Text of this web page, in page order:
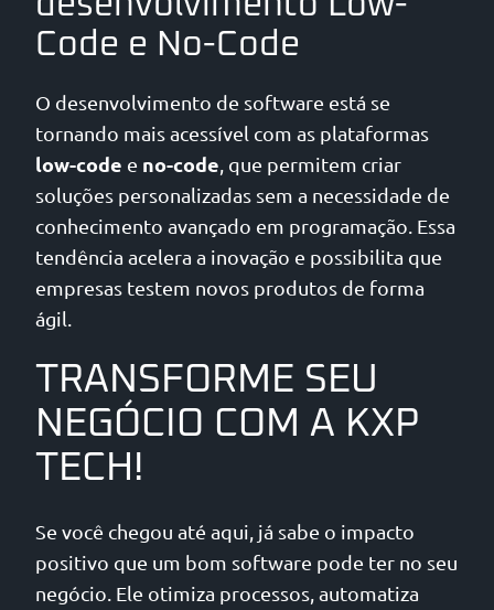
Code e No-Code
O desenvolvimento de software está se
tornando mais acessível com as plataformas
low-code e no-code , que permitem criar
soluções personalizadas sem a necessidade de
conhecimento avançado em programação. Essa
tendência acelera a inovação e possibilita que
empresas testem novos produtos de forma
ágil.
TRANSFORME SEU
NEGÓCIO COM A KXP
TECH!
Se você chegou até aqui, já sabe o impacto
positivo que um bom software pode ter no seu
negócio. Ele otimiza processos, automatiza